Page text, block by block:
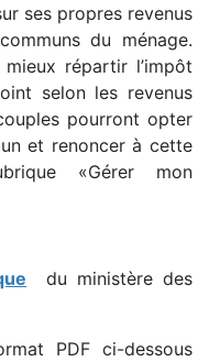
ses propres revenus
du ménage.
répartir l’impôt
selon les revenus
pourront opter
et renoncer à cette
«Gérer mon
du ministère des
PDF ci-dessous